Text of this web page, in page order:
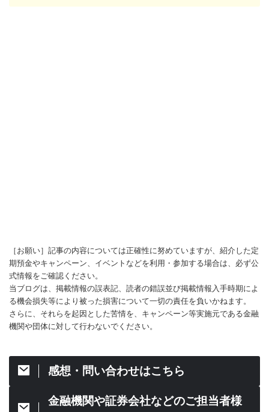
［お願い］記事の内容については正確性に努めていますが、紹介した定
期預金やキャンペーン、イベントなどを利用・参加する場合は、必ず公
式情報をご確認ください。
当ブログは、掲載情報の誤表記、読者の錯誤並び掲載情報入手時期によ
る機会損失等により被った損害について一切の責任を負いかねます。
さらに、それらを起因とした苦情を、キャンペーン等実施元である金融
機関や団体に対して行わないでください。
感想・問い合わせはこちら
金融機関や証券会社などのご担当者様